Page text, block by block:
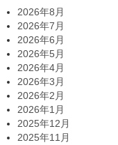
2026年8月
2026年7月
2026年6月
2026年5月
2026年4月
2026年3月
2026年2月
2026年1月
2025年12月
2025年11月